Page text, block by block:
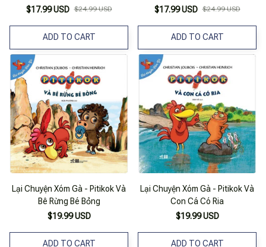
$17.99 USD $24.99 USD
ADD TO CART
$17.99 USD $24.99 USD
ADD TO CART
Lại Chuyện Xóm Gà - Pitikok Và
Bê Rừng Bé Bỏng
$19.99 USD
ADD TO CART
Lại Chuyện Xóm Gà - Pitikok Và
Con Cá Có Ria
$19.99 USD
ADD TO CART